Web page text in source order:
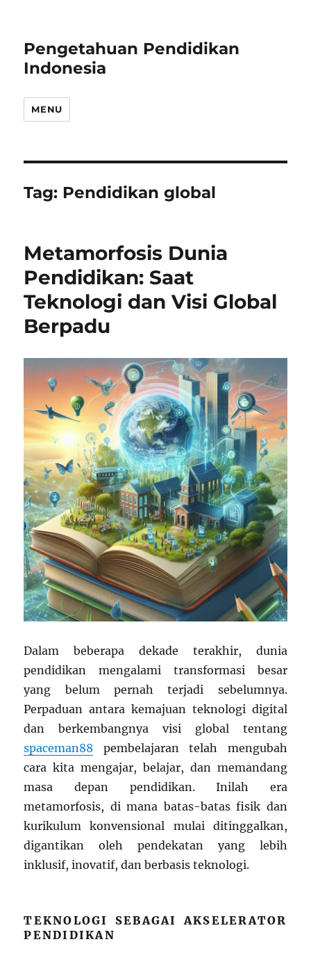
Pengetahuan Pendidikan
Indonesia
MENU
Tag: Pendidikan global
Metamorfosis Dunia
Pendidikan: Saat
Teknologi dan Visi Global
Berpadu
Dalam beberapa dekade terakhir, dunia
pendidikan mengalami transformasi besar
yang belum pernah terjadi sebelumnya.
Perpaduan antara kemajuan teknologi digital
dan berkembangnya visi global tentang
spaceman88 pembelajaran telah mengubah
cara kita mengajar, belajar, dan memandang
masa depan pendidikan. Inilah era
metamorfosis, di mana batas-batas fisik dan
kurikulum konvensional mulai ditinggalkan,
digantikan oleh pendekatan yang lebih
inklusif, inovatif, dan berbasis teknologi.
TEKNOLOGI SEBAGAI AKSELERATOR
PENDIDIKAN